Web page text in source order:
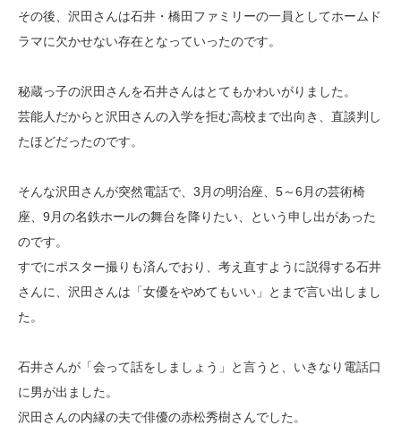
その後、沢田さんは石井・橋田ファミリーの一員としてホームド
ラマに欠かせない存在となっていったのです。
秘蔵っ子の沢田さんを石井さんはとてもかわいがりました。
芸能人だからと沢田さんの入学を拒む高校まで出向き、直談判し
たほどだったのです。
そんな沢田さんが突然電話で、3月の明治座、5～6月の芸術椅
座、9月の名鉄ホールの舞台を降りたい、という申し出があった
のです。
すでにポスター撮りも済んでおり、考え直すように説得する石井
さんに、沢田さんは「女優をやめてもいい」とまで言い出しまし
た。
石井さんが「会って話をしましょう」と言うと、いきなり電話口
に男が出ました。
沢田さんの内縁の夫で俳優の赤松秀樹さんでした。